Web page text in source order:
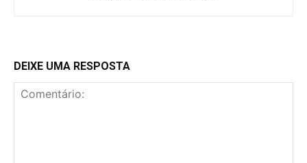
DEIXE UMA RESPOSTA